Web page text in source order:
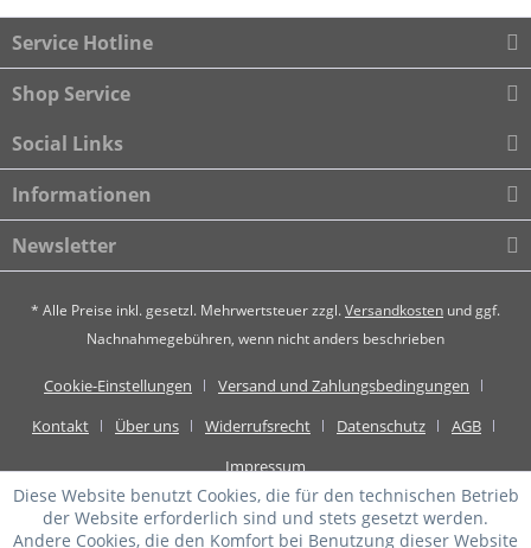
Service Hotline
Shop Service
Social Links
Informationen
Newsletter
* Alle Preise inkl. gesetzl. Mehrwertsteuer zzgl.Versandkosten und ggf.
Nachnahmegebühren, wenn nicht anders beschrieben
Cookie-Einstellungen
Versand und Zahlungsbedingungen
Kontakt
Über uns Widerrufsrecht Datenschutz
AGB
Impressum
Diese Website benutzt Cookies, die für den technischen Betrieb
der Website erforderlich sind und stets gesetzt werden.
Andere Cookies, die den Komfort bei Benutzung dieser Website